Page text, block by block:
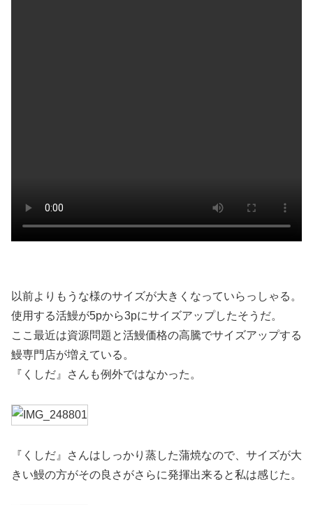
以前よりもうな様のサイズが大きくなっていらっしゃる。
使用する活鰻が5pから3pにサイズアップしたそうだ。
ここ最近は資源問題と活鰻価格の高騰でサイズアップする
鰻専門店が増えている。
『くしだ』さんも例外ではなかった。
『くしだ』さんはしっかり蒸した蒲焼なので、サイズが大
きい鰻の方がその良さがさらに発揮出来ると私は感じた。